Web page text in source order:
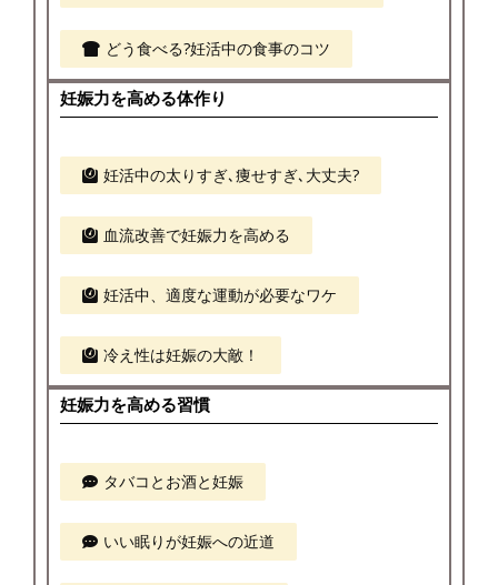
どう食べる?妊活中の食事のコツ
妊娠力を高める体作り
妊活中の太りすぎ､痩せすぎ､大丈夫?
血流改善で妊娠力を高める
妊活中、適度な運動が必要なワケ
冷え性は妊娠の大敵！
妊娠力を高める習慣
タバコとお酒と妊娠
いい眠りが妊娠への近道